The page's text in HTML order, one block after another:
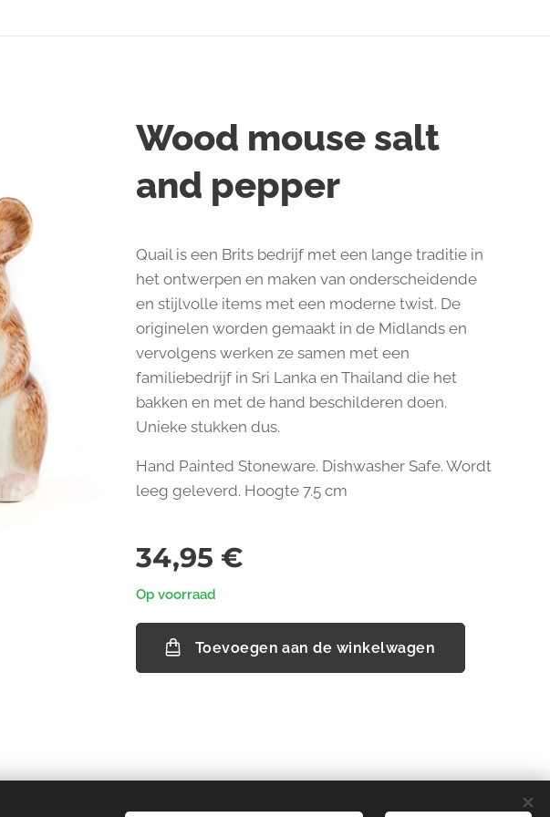
Wood mouse salt
and pepper
Quail is een Brits bedrijf met een lange traditie in
het ontwerpen en maken van onderscheidende
en stijlvolle items met een moderne twist. De
originelen worden gemaakt in de Midlands en
vervolgens werken ze samen met een
familiebedrijf in Sri Lanka en Thailand die het
bakken en met de hand beschilderen doen.
Unieke stukken dus.
Hand Painted Stoneware. Dishwasher Safe. Wordt
leeg geleverd. Hoogte 7.5 cm
34,95 €
Op voorraad
Toevoegen aan de winkelwagen